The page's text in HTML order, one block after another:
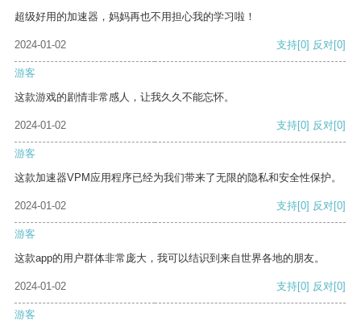
超级好用的加速器，妈妈再也不用担心我的学习啦！
2024-01-02 支持[0] 反对[0]
游客
这款游戏的剧情非常感人，让我久久不能忘怀。
2024-01-02 支持[0] 反对[0]
游客
这款加速器VPM应用程序已经为我们带来了无限的隐私和安全性保护。
2024-01-02 支持[0] 反对[0]
游客
这款app的用户群体非常庞大，我可以结识到来自世界各地的朋友。
2024-01-02 支持[0] 反对[0]
游客